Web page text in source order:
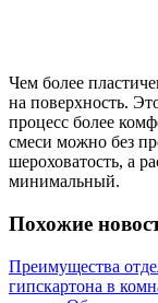
Чем более
на поверхность.
процесс более
смеси можно без
шероховатость, а
минимальный.
Похожие
Преимущества
гипскартона в